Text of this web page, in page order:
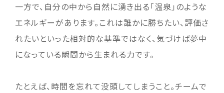
一方で、自分の中から自然に湧き出る「温泉」のような
エネルギーがあります。これは誰かに勝ちたい、評価さ
れたいといった相対的な基準ではなく、気づけば夢中
になっている瞬間から生まれる力です。
たとえば、時間を忘れて没頭してしまうこと。チームで